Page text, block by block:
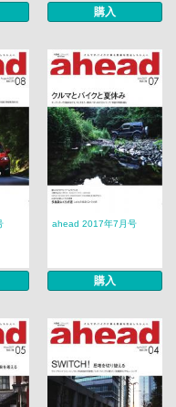
購入
ahead 2017年7月号
購入